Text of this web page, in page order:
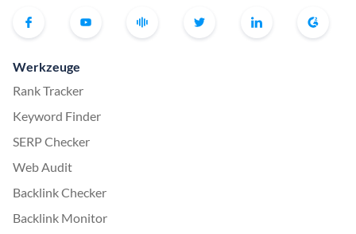
Werkzeuge
Rank Tracker
Keyword Finder
SERP Checker
Web Audit
Backlink Checker
Backlink Monitor